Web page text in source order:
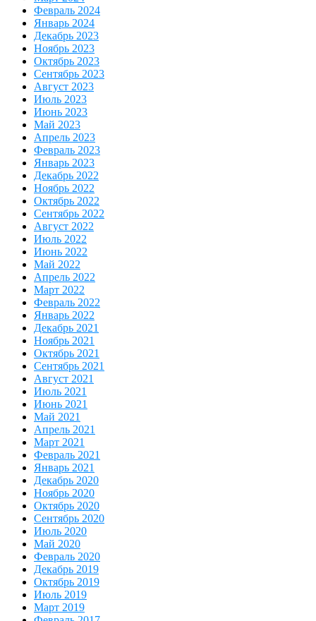
Февраль 2024
Январь 2024
Декабрь 2023
Ноябрь 2023
Октябрь 2023
Сентябрь 2023
Август 2023
Июль 2023
Июнь 2023
Май 2023
Апрель 2023
Февраль 2023
Январь 2023
Декабрь 2022
Ноябрь 2022
Октябрь 2022
Сентябрь 2022
Август 2022
Июль 2022
Июнь 2022
Май 2022
Апрель 2022
Март 2022
Февраль 2022
Январь 2022
Декабрь 2021
Ноябрь 2021
Октябрь 2021
Сентябрь 2021
Август 2021
Июль 2021
Июнь 2021
Май 2021
Апрель 2021
Март 2021
Февраль 2021
Январь 2021
Декабрь 2020
Ноябрь 2020
Октябрь 2020
Сентябрь 2020
Июль 2020
Май 2020
Февраль 2020
Декабрь 2019
Октябрь 2019
Июль 2019
Март 2019